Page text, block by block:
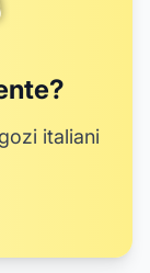
italiani